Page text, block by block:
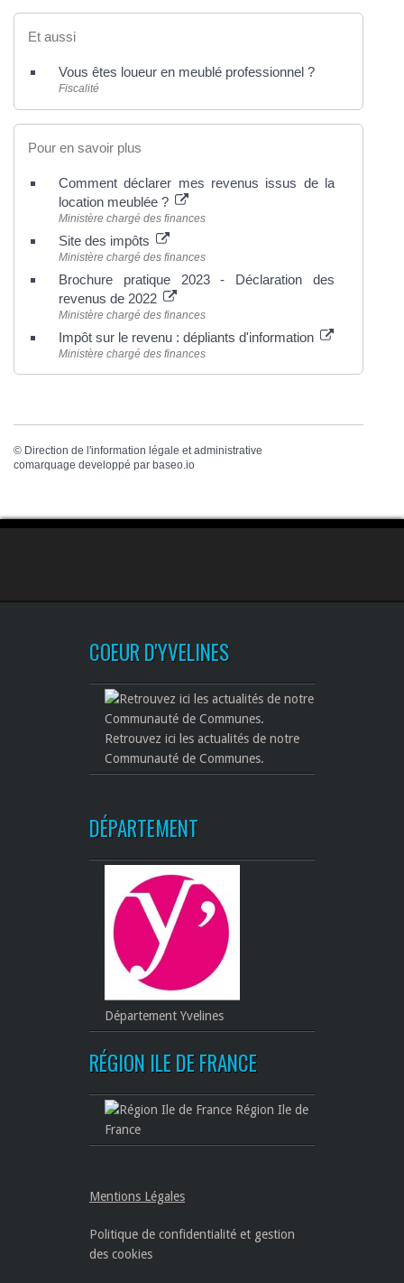
Et aussi
Vous êtes loueur en meublé professionnel ?
Fiscalité
Pour en savoir plus
Comment déclarer mes revenus issus de la
location meublée ?
Ministère chargé des finances
Site des impôts
Ministère chargé des finances
Brochure pratique 2023 - Déclaration des
revenus de 2022
Ministère chargé des finances
Impôt sur le revenu : dépliants d'information
Ministère chargé des finances
© Direction de l'information légale et administrative
comarquage developpé par baseo.io
COEUR D'YVELINES
Retrouvez ici les actualités de notre
Communauté de Communes.
DÉPARTEMENT
Département Yvelines
RÉGION ILE DE FRANCE
Région Ile de
France
Mentions Légales
Politique de confidentialité et gestion
des cookies